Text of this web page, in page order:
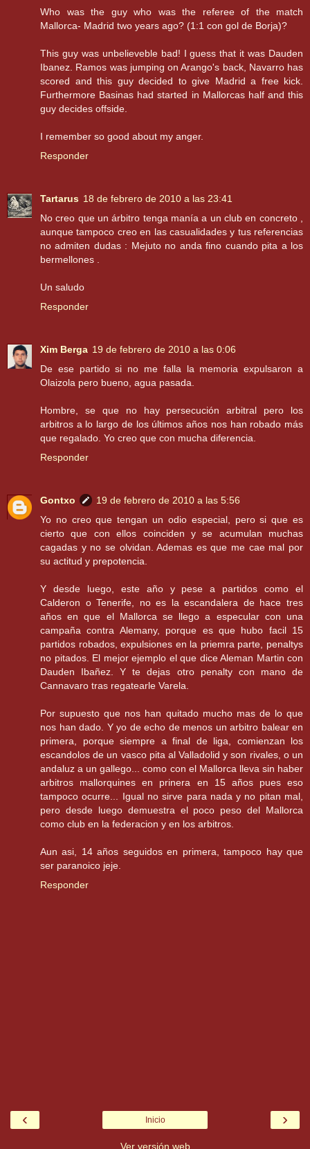
Who was the guy who was the referee of the match
Mallorca- Madrid two years ago? (1:1 con gol de Borja)?
This guy was unbelieveble bad! I guess that it was Dauden
Ibanez. Ramos was jumping on Arango's back, Navarro has
scored and this guy decided to give Madrid a free kick.
Furthermore Basinas had started in Mallorcas half and this
guy decides offside.
I remember so good about my anger.
Responder
Tartarus 18 de febrero de 2010 a las 23:41
No creo que un árbitro tenga manía a un club en concreto ,
aunque tampoco creo en las casualidades y tus referencias
no admiten dudas : Mejuto no anda fino cuando pita a los
bermellones .
Un saludo
Responder
Xim Berga 19 de febrero de 2010 a las 0:06
De ese partido si no me falla la memoria expulsaron a
Olaizola pero bueno, agua pasada.
Hombre, se que no hay persecución arbitral pero los
arbitros a lo largo de los últimos años nos han robado más
que regalado. Yo creo que con mucha diferencia.
Responder
Gontxo
19 de febrero de 2010 a las 5:56
Yo no creo que tengan un odio especial, pero si que es
cierto que con ellos coinciden y se acumulan muchas
cagadas y no se olvidan. Ademas es que me cae mal por
su actitud y prepotencia.
Y desde luego, este año y pese a partidos como el
Calderon o Tenerife, no es la escandalera de hace tres
años en que el Mallorca se llego a especular con una
campaña contra Alemany, porque es que hubo facil 15
partidos robados, expulsiones en la priemra parte, penaltys
no pitados. El mejor ejemplo el que dice Aleman Martin con
Dauden Ibañez. Y te dejas otro penalty con mano de
Cannavaro tras regatearle Varela.
Por supuesto que nos han quitado mucho mas de lo que
nos han dado. Y yo de echo de menos un arbitro balear en
primera, porque siempre a final de liga, comienzan los
escandolos de un vasco pita al Valladolid y son rivales, o un
andaluz a un gallego... como con el Mallorca lleva sin haber
arbitros mallorquines en prinera en 15 años pues eso
tampoco ocurre... Igual no sirve para nada y no pitan mal,
pero desde luego demuestra el poco peso del Mallorca
como club en la federacion y en los arbitros.
Aun asi, 14 años seguidos en primera, tampoco hay que
ser paranoico jeje.
Responder
‹ ›
Inicio
Ver versión web